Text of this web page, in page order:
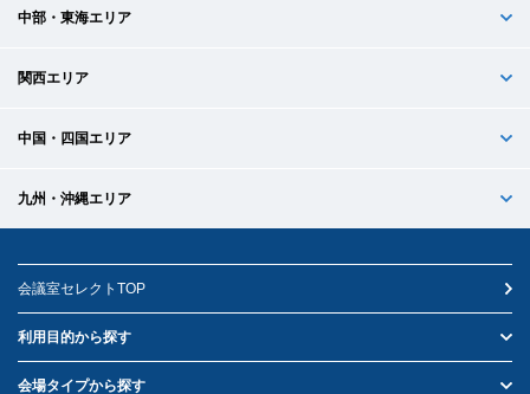
中部・東海エリア
関西エリア
中国・四国エリア
九州・沖縄エリア
会議室セレクトTOP
利用目的から探す
会場タイプから探す